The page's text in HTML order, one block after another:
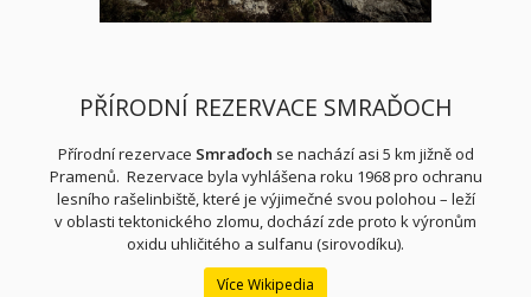
PŘÍRODNÍ REZERVACE SMRAĎOCH
Přírodní rezervace Smraďoch se nachází asi 5 km jižně od
Pramenů. Rezervace byla vyhlášena roku 1968pro ochranu
lesního rašelinbiště, které je výjimečné svou polohou – leží
v oblasti tektonického zlomu, dochází zde proto k výronům
oxidu uhličitého a sulfanu (sirovodíku).
Více Wikipedia